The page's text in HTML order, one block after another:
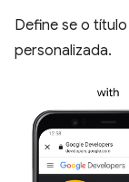
Define se o
personalizada.